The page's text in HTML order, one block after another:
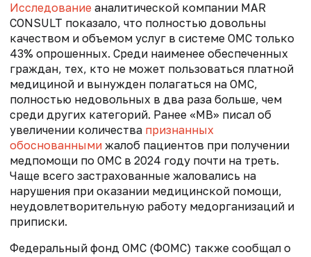
Исследование аналитической компании MAR
CONSULT показало, что полностью довольны
качеством и объемом услуг в системе ОМС только
43% опрошенных. Среди наименее обеспеченных
граждан, тех, кто не может пользоваться платной
медициной и вынужден полагаться на ОМС,
полностью недовольных в два раза больше, чем
среди других категорий. Ранее «МВ» писал об
увеличении количества признанных
обоснованными жалоб пациентов при получении
медпомощи по ОМС в 2024 году почти на треть.
Чаще всего застрахованные жаловались на
нарушения при оказании медицинской помощи,
неудовлетворительную работу медорганизаций и
приписки.
Федеральный фонд ОМС (ФОМС) также сообщал о